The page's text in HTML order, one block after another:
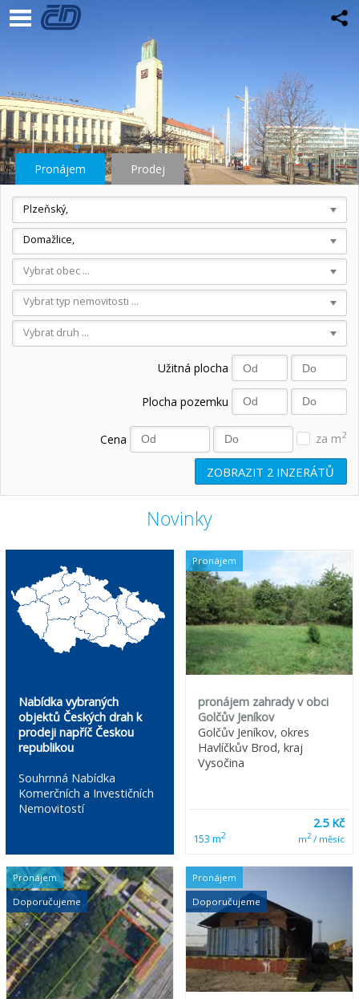
Pronájem Prodej
Plzeňský,
Domažlice,
Vybrat obec ...
Vybrat typ nemovitosti ...
Vybrat druh ...
Užitná plocha
Plocha pozemku
Cena za m2
ZOBRAZIT 2 INZERÁTŮ
Novinky
Nabídka vybraných
objektů Českých drah k
prodeji napříč Českou
republikou
Souhrnná Nabídka
Komerčních a Investičních
Nemovitostí
Pronájem
pronájem zahrady v obci
Golčův Jeníkov
Golčův Jeníkov, okres
Havlíčkův Brod, kraj
Vysočina
153 m2
2.5 Kč
m2/ měsíc
Pronájem
Doporučujeme
Pronájem
Doporučujeme